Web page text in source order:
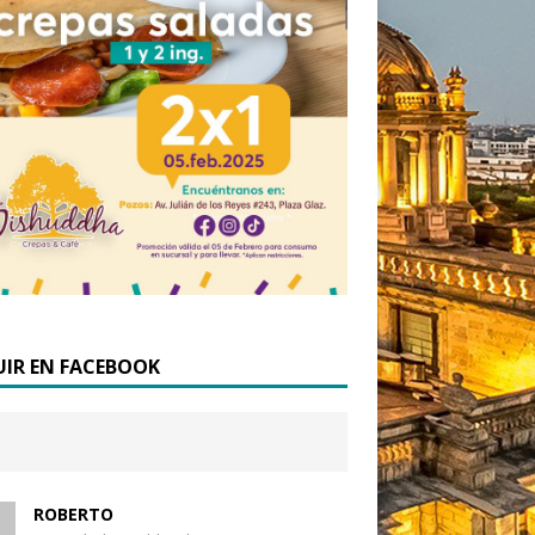
EN FACEBOOK
ROBERTO